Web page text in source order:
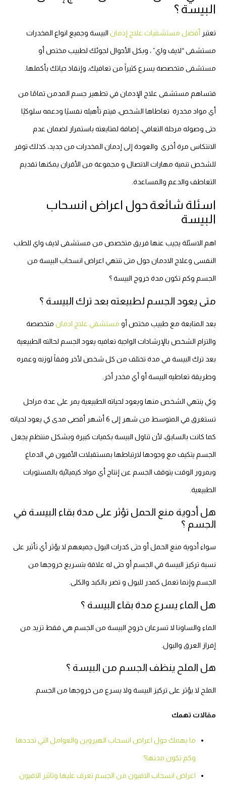
البيسة ؟
تعتبر أفضل مستشفيات علاج إدمان البيسة وجميع انواع المخدرات
مستشفى “لايف واي” ، وبكل الأحوال لجوئك لطبيب مختص أو
مستشفى متخصصة يسرع كثيراً من تعافيك، وإنقاذ حياتك بأكملها.
فتساهم مستشفى علاج الإدمان في تطهير جسم المدمن تمامًا من
أي مواد مخدرة تعاطاها الشخص، فيتم تأهيله نفسيًا ودعمه سلوكيًا
حتى وصوله مرحلة التعافي، إضافة لمتابعته باستمرار لضمان عدم
الانتكاس مرة أخرى والعودة إلى إدمان المخدرات من جديد، كذلك توفر
للشخص تنمية مهارات الاتصال و مجموعة من الأقران يمكنها تقديم
التعاطف والدعم والمساعدة.
اسئلة شائعة حول اعراض انسحاب
البيسة
اهم الاسئلة يجيب عنها فريق متخصص من مستشفى لايف واي للطب
النفسى وعلاج الادمان حول متى تنتهي اعراض انسحاب البيسة من
الجسم وكم تكون مدة خروج البيسة ؟
متى يعود الجسم لطبيعته بعد ترك البيسة ؟
بعد المتابعة مع طبيب مختص أو مستشفي علاج ادمان متخصصة
والتزام الشخص بالإرشادات الواجبة تعافيه يعود الجسم لحالته الطبيعية
بعد ترك البيسة في مدة تختلف من كل شخص لأخر وفقاً لوزنه وعمره
وطريقة تعاطيه البيسة أو أي مخدر أخر.
وكي ينتهي الشخص منها ويعود لحياته الطبيعية يمر على عدة مراحل
تستغرق في المتوسط من شهر إلى 6 أشهر أقصى مدى كي يعود لحياته
كما كانت بالسابق، لأن تناول البيسة بكميات كبيرة وبشكل منتظم يجعل
الجسم يتكيف مع وجودها لارتباطها بمستقبلات الأفيون في الدماغ
وبمرور الوقت يتوقف الجسم عن إنتاج أي مواد كيميائية بالمستويات
الطبيعية.
هل أدوية منع الحمل تؤثر على مدة بقاء البيسة في
الجسم ؟
سواء أدوية منع الحمل أو حتى كدرات البول جميعهم لا يؤثر أي تأثير على
نسبة تركيز البيسة في الجسم أو حتى له علاقة بتسريع خروجها من
الجسم وإنما تعمل كمدر للبول و تضر بالكبد والكلى.
هل الماء يسرع مدة بقاء البيسة ؟
الماء والساونا لا تسرعان خروج البيسة من الجسم هي فقط تزيد من
إفراز العرق والبول.
هل الملح ينظف الجسم من البيسة ؟
الملح لا يؤثر على تركيز البيسة ولا يسرع من خروجها من الجسم.
مقالات تهمك
ما يهمك حول اعراض انسحاب الهيروين والعوامل التي تحددها
وكم تكون مدتها؟
اعراض انسحاب الافيون من الجسم تعرف عليها وتاثير الافيون